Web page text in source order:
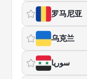
罗马尼亚
乌克兰
سوريا